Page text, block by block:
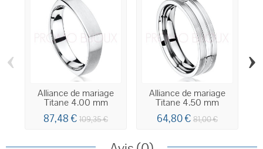
Alliance de mariage
Titane 4.00 mm
87,48 € 109,35 €
Alliance de mariage
Titane 4.50 mm
64,80 € 81,00 €
‹ ›